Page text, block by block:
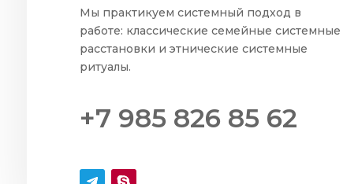
Мы практикуем системный подход в
работе: классические семейные системные
расстановки и этнические системные
ритуалы.
+7 985 826 85 62